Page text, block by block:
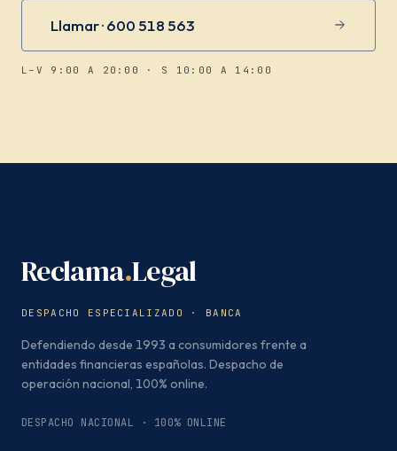
Llamar · 600 518 563
L–V 9:00 A 20:00 · S 10:00 A 14:00
Reclama.Legal
DESPACHO ESPECIALIZADO · BANCA
Defendiendo desde 1993 a consumidores frente a
entidades financieras españolas. Despacho de
operación nacional, 100% online.
DESPACHO NACIONAL · 100% ONLINE